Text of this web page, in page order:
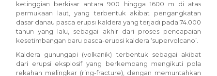
ketinggian berkisar antara 900 hingga 1600 m di atas
permukaan laut, yang terbentuk akibat pengangkatan
dasar danau pasca erupsi kaldera yang terjadi pada 74.000
tahun yang lalu, sebagai akhir dari proses pencapaian
kesetimbangan baru pasca-erupsi kaldera ‘supervolcano’.
Kaldera gunungapi (volkanik) terbentuk sebagai akibat
dari erupsi eksplosif yang berkembang mengikuti pola
rekahan melingkar (ring-fracture), dengan memuntahkan